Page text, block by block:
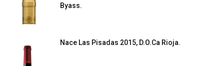
Byass.
Nace Las Pisadas 2015, D.O.Ca Rioja.